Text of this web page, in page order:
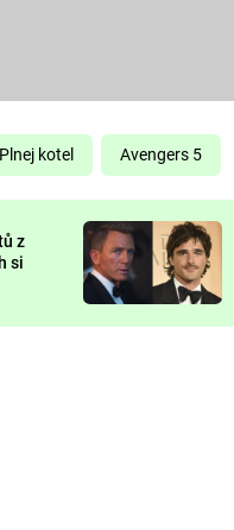
KOMEDIE
CHUCK
NORRIS
DEADPOOL
Plnej kotel Avengers 5
z
si